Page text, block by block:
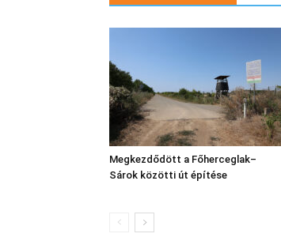
Megkezdődött a Főherceglak–
Sárok közötti út építése